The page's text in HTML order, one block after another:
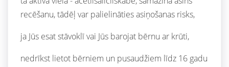
recēšanu, tādēļ var palielināties asiņošanas risks,
ja Jūs esat stāvoklī vai Jūs barojat bērnu ar krūti,
nedrīkst lietot bērniem un pusaudžiem līdz 16 gadu